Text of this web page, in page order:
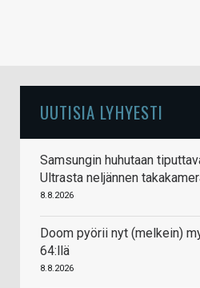
UUTISIA LYHYESTI
Samsungin huhutaan
Ultrasta neljännen
8.8.2026
Doom pyörii nyt (melkein)
64:llä
8.8.2026